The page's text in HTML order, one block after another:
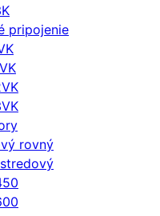
pripojenie
rovný